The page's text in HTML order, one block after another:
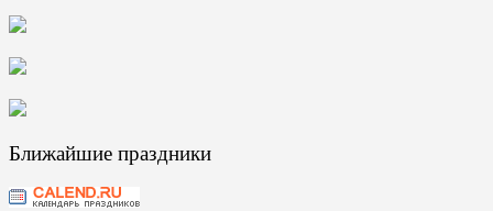
Ближайшие праздники